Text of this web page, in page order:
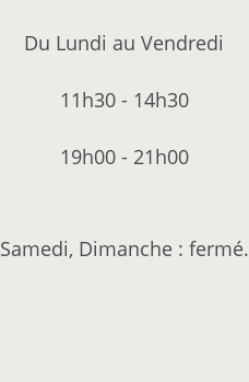
Du Lundi au Vendredi
11h30 - 14h30
19h00 - 21h00
Samedi, Dimanche : fermé.